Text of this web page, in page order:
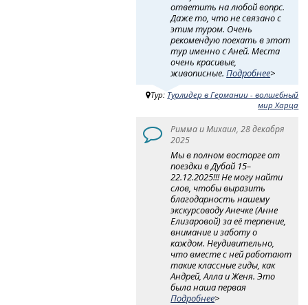
ответить на любой вопрс.
Даже то, что не связано с
этим туром. Очень
рекомендую поехать в этот
тур именно с Аней. Места
очень красивые,
живописные.Подробнее>
Тур: Турлидер в Германии - волшебный
мир Харца
Римма и Михаил, 28 декабря
2025
Мы в полном восторге от
поездки в Дубай 15–
22.12.2025!!! Не могу найти
слов, чтобы выразить
благодарность нашему
экскурсоводу Анечке (Анне
Елизаровой) за её терпение,
внимание и заботу о
каждом. Неудивительно,
что вместе с ней работают
такие классные гиды, как
Андрей, Алла и Женя. Это
была наша первая
Подробнее>